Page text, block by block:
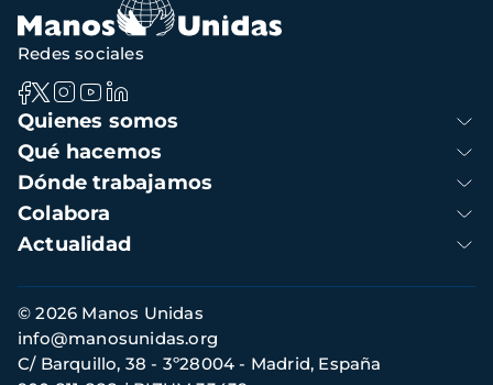
navegación
Navegación
principal
Quienes somos
Qué hacemos
Dónde trabajamos
Colabora
Actualidad
Redes sociales
Información
de
contacto
© 2026 Manos Unidas
C/ Barquillo, 38 - 3º28004 - Madrid, España
info@manosunidas.org